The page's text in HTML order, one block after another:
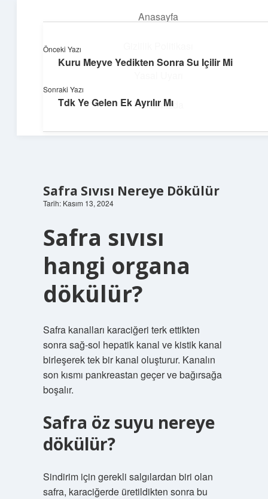
Anasayfa
Hakkımızda
Teknoloji ve Aşk
Dijital dünyada keyifli bir macera!
Safra Sıvısı Nereye Dökülür
Tarih: Kasım 13, 2024
Safra sıvısı
hangi organa
dökülür?
Safra kanalları karaciğeri terk ettikten
sonra sağ-sol hepatik kanal ve kistik kanal
birleşerek tek bir kanal oluşturur. Kanalın
son kısmı pankreastan geçer ve bağırsağa
boşalır.
Safra öz suyu nereye
dökülür?
Sindirim için gerekli salgılardan biri olan
safra, karaciğerde üretildikten sonra bu
Önceki Yazı
Kuru Meyve Yedikten Sonra Su Içilir Mi
Sonraki Yazı
Tdk Ye Gelen Ek Ayrılır Mı